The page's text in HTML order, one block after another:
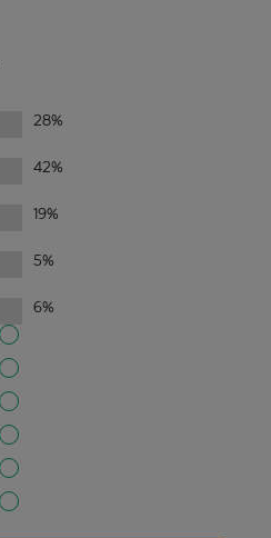
28%
42%
19%
5%
6%